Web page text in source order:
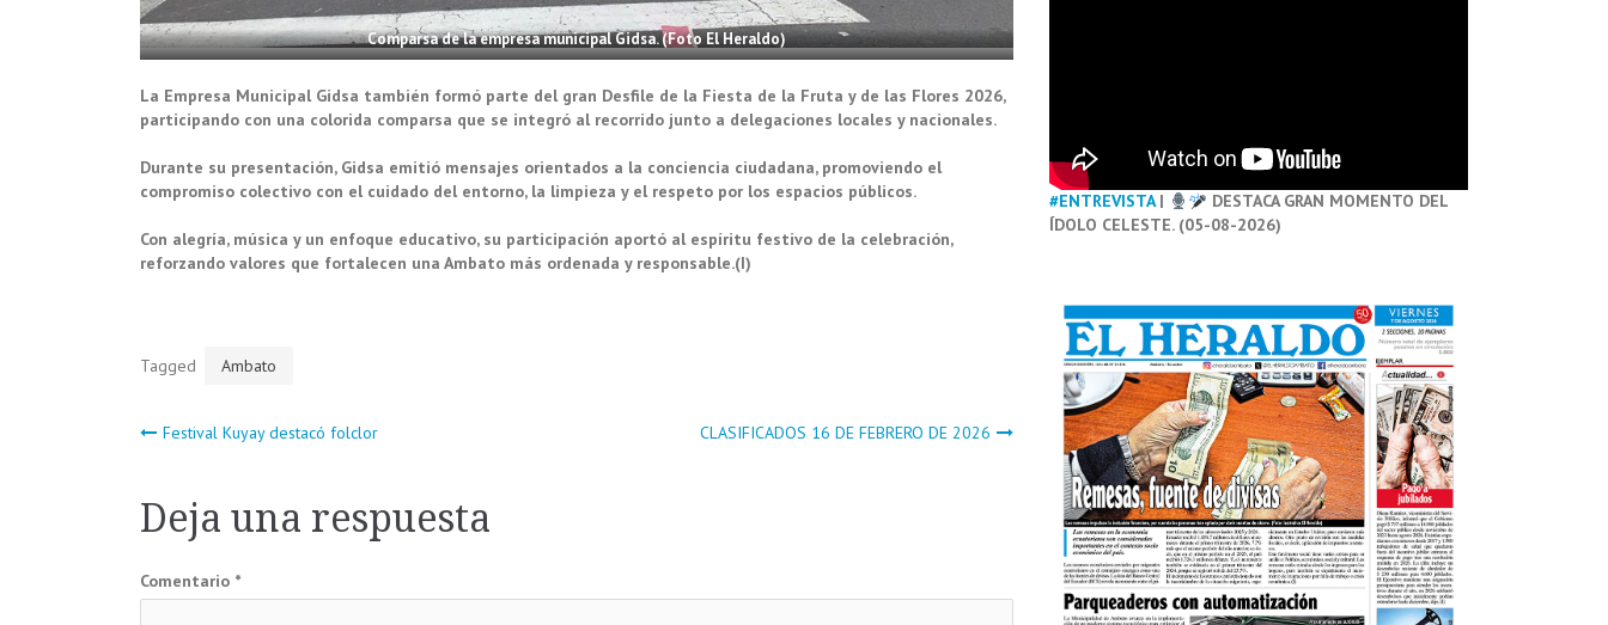
Comparsa de la empresa municipal Gidsa. (Foto El Heraldo)
La Empresa Municipal Gidsa también formó parte del gran Desfile de la Fiesta de la Fruta y de las Flores 2026,
participando con una colorida comparsa que se integró al recorrido junto a delegaciones locales y nacionales.
Durante su presentación, Gidsa emitió mensajes orientados a la conciencia ciudadana, promoviendo el
compromiso colectivo con el cuidado del entorno, la limpieza y el respeto por los espacios públicos.
Con alegría, música y un enfoque educativo, su participación aportó al espíritu festivo de la celebración,
reforzando valores que fortalecen una Ambato más ordenada y responsable.(I)
Tagged Ambato
Navegación
de
entradas
Festival Kuyay destacó folclor CLASIFICADOS 16 DE FEBRERO DE 2026
Deja una respuesta
Comentario *
#ENTREVISTA|
DESTACA GRAN MOMENTO DEL
ÍDOLO CELESTE. (05-08-2026)